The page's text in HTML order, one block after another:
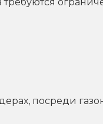
посреди